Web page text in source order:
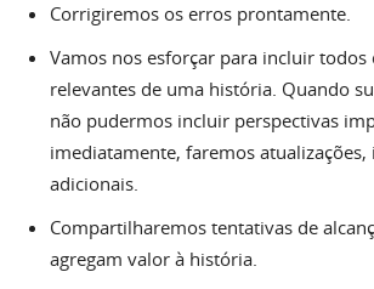
Corrigiremos os erros prontamente.
Vamos nos esforçar para incluir todos
relevantes de uma história. Quando
não pudermos incluir perspectivas
imediatamente, faremos
adicionais.
Compartilharemos tentativas de
agregam valor à história.